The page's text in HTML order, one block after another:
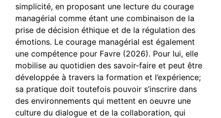
simplicité, en proposant une lecture du courage
managérial comme étant une combinaison de la
prise de décision éthique et de la régulation des
émotions. Le courage managérial est également
une compétence pour Favre (2026). Pour lui, elle
mobilise au quotidien des savoir-faire et peut être
développée à travers la formation et l’expérience;
sa pratique doit toutefois pouvoir s’inscrire dans
des environnements qui mettent en oeuvre une
culture du dialogue et de la collaboration, qui